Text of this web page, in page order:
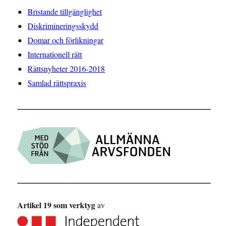
Bristande tillgänglighet
Diskrimineringsskydd
Domar och förlikningar
Internationell rätt
Rättsnyheter 2016-2018
Samlad rättspraxis
Artikel 19 som verktygav